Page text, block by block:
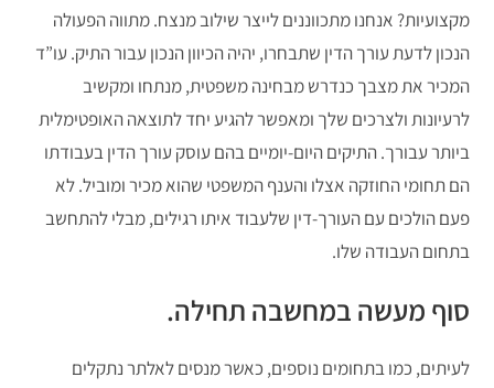
מקצועיות? אנחנו מתכווננים לייצר שילוב מנצח. מתווה הפעולה
הנכון לדעת עורך הדין שתבחרו, יהיה הכיוון הנכון עבור התיק. עו”ד
המכיר את מצבך כנדרש מבחינה משפטית, מנתחו ומקשיב
לרעיונות ולצרכים שלך ומאפשר להגיע יחד לתוצאה האופטימלית
ביותר עבורך. התיקים היום-יומיים בהם עוסק עורך הדין בעבודתו
הם תחומי החוזקה אצלו והענף המשפטי שהוא מכיר ומוביל. לא
פעם הולכים עם העורך-דין שלעבוד איתו רגילים, מבלי להתחשב
בתחום העבודה שלו.
סוף מעשה במחשבה תחילה.
לעיתים, כמו בתחומים נוספים, כאשר מנסים לאלתר נתקלים